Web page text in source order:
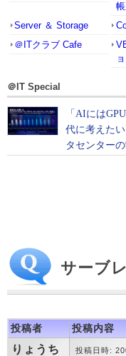
Server ＆ Storage
＠ITクラブ Cafe
＠IT Special
サーブ
投稿者 投稿内容
りょうち
投稿日時: